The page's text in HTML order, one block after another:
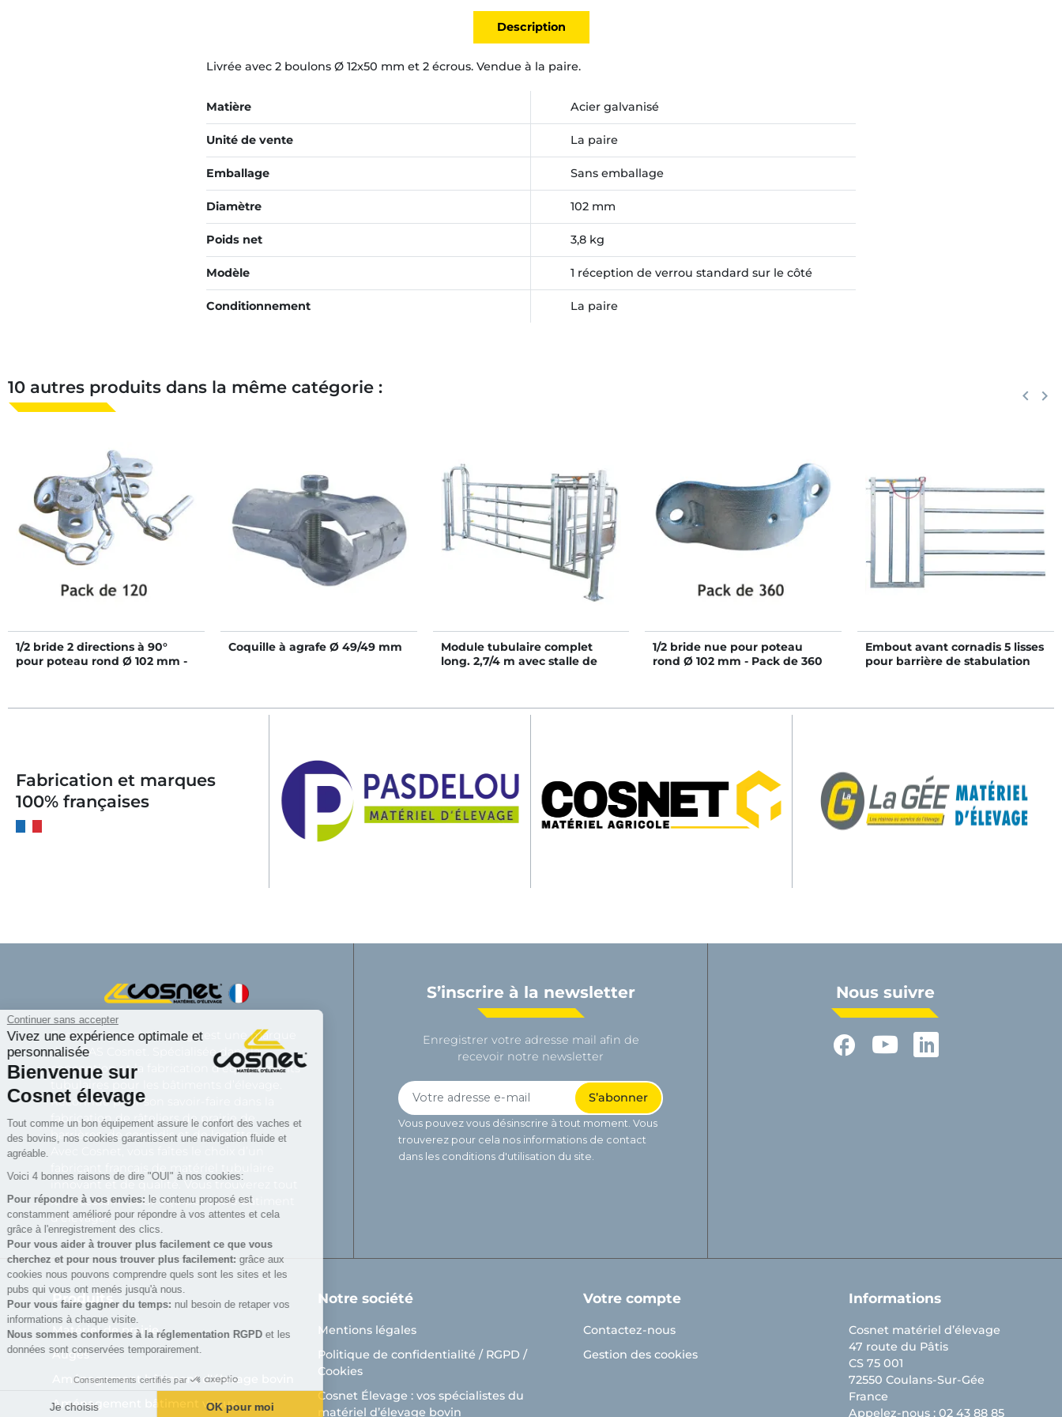
Continuer sans accepter
Vivez une expérience optimale et
personnalisée
Bienvenue sur
Cosnet élevage
Tout comme un bon équipement assure le confort des vaches et
des bovins, nos cookies garantissent une navigation fluide et
agréable.
Voici 4 bonnes raisons de dire "OUI" à nos cookies:
Pour répondre à vos envies:le contenu proposé est
constamment amélioré pour répondre à vos attentes et cela
grâce à l'enregistrement des clics.
Pour vous aider à trouver plus facilement ce que vous
cherchez et pour nous trouver plus facilement:grâce aux
cookies nous pouvons comprendre quels sont les sites et les
pubs qui vous ont menés jusqu'à nous.
Pour vous faire gagner du temps:nul besoin de retaper vos
informations à chaque visite.
Nous sommes conformes à la réglementation RGPD
données sont conservées temporairement.
Consentements certifiés par
Je choisis OK pour moi
Description
Livrée avec 2 boulons Ø 12x50 mm et 2 écrous. Vendue à la paire.
Matière Acier galvanisé
Unité de vente La paire
Emballage Sans emballage
Diamètre 102 mm
Poids net 3,8 kg
Modèle 1 réception de verrou standard sur le côté
Conditionnement La paire
10 autres produits dans la même catégorie : keyboard_arrow_left keyboard_arrow_right
1/2 bride 2 directions à 90°
pour poteau rond Ø 102 mm -
Coquille à agrafe Ø 49/49 mm
Module tubulaire complet
long. 2,7/4 m avec stalle de
1/2 bride nue pour poteau
rond Ø 102 mm - Pack de 360
Embout avant cornadis 5 lisses
pour barrière de stabulation
Fabrication et marques
100% françaises
Cosnet matériel d’élevage est une marque
de la SAS Cosnet. Spécialisée dans la
conception et la fabrication d’équipements
tubulaires pour les bâtiments d’élevage.
Reconnue pour son savoir-faire dans la
fabrication de râteliers de prairie de
barrières, de cornadis et de logettes.
innovant et de qualité. Vous trouverez tout
le nécessaire pour équiper votre bâtiment
d’élevage.
S’inscrire à la newsletter
Enregistrer votre adresse mail afin de
recevoir notre newsletter
Vous pouvez vous désinscrire à tout moment. Vous
trouverez pour cela nos informations de contact
dans les conditions d'utilisation du site.
Nous suivre
Produits
Matériel de prairie
Auges
Aménagement bâtiment d'élevage bovin
Aménagement bâtiment veaux
Notre société
Mentions légales
Politique de confidentialité / RGPD /
Cookies
Cosnet Élevage : vos spécialistes du
matériel d’élevage bovin
Votre compte
Contactez-nous
Gestion des cookies
Informations
Cosnet matériel d’élevage
47 route du Pâtis
CS 75 001
72550 Coulans-Sur-Gée
France
Appelez-nous : 02 43 88 85